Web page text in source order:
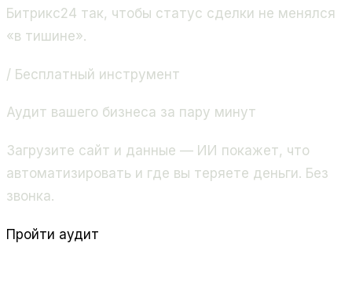
Битрикс24 так, чтобы статус сделки не менялся
«в тишине».
/ Бесплатный инструмент
Аудит вашего бизнеса за пару минут
Загрузите сайт и данные — ИИ покажет, что
автоматизировать и где вы теряете деньги. Без
звонка.
Пройти аудит